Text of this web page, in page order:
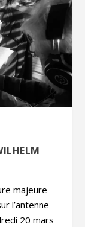
majeure
l’antenne
20 mars